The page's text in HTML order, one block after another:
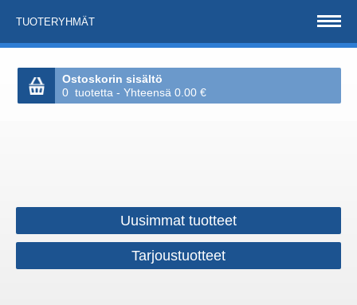
TUOTERYHMÄT
Ostoskorin sisältö
0 tuotetta - Yhteensä 0.00 €
Uusimmat tuotteet
Tarjoustuotteet